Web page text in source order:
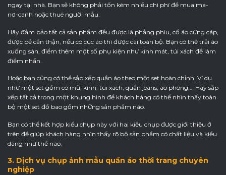
ngay tại nhà. Bạn sẽ không phải tốn kém nhiều chi phí để mua ma-
nơ-canh hoặc thuê người mẫu.
Hãy đảm bảo tất cả sản phẩm đều được là phẳng phiu, cổ áo cứng cáp,
được bẻ cẩn thận, nếu có cúc áo thì được cài toàn bộ. Bạn có thể trải áo
xuống sàn, điểm thêm một số phụ kiện như kính mát, túi xách để làm
điểm nhấn.
Hoặc bạn cũng có thể sắp xếp quần áo theo một set hoàn chỉnh. Ví dụ
như một set gồm có mũ, kính, túi xách, quần jeans, áo phông,… Hãy sắp
xếp tất cả trong một khung hình để khách hàng có thể nhìn thấy toàn
bộ một set đồ bao gồm những sản phẩm nào.
Bạn có thể kết hợp kiểu chụp này với hai kiểu chụp được giới thiệu ở
trên để giúp khách hàng nhìn thấy rõ bộ sản phẩm có chất liệu và kiểu
dáng như thế nào.
3. Dịch vụ chụp ảnh mẫu quần áo thời trang chuyên
nghiệp